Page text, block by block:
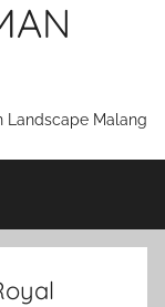
Landscape Malang